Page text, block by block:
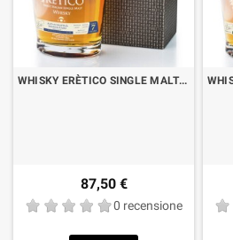
WHISKY ERÈTICO SINGLE MALT 7 YO IN GRAPPA E AMARONE CASKS CL.70 CON ASTUCCIO
87,50 €
0 recensione